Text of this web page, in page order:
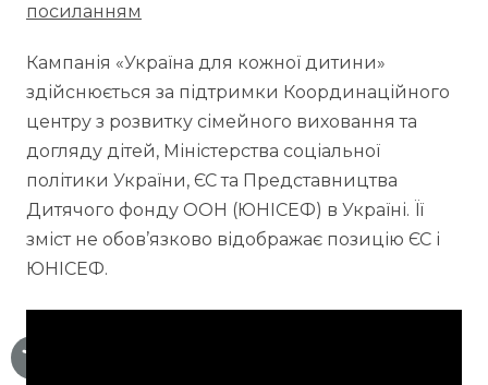
посиланням
Кампанія «Україна для кожної дитини»
здійснюється за підтримки Координаційного
центру з розвитку сімейного виховання та
догляду дітей, Міністерства соціальної
політики України, ЄС та Представництва
Дитячого фонду ООН (ЮНІСЕФ) в Україні. Її
зміст не обов’язково відображає позицію ЄС і
ЮНІСЕФ.